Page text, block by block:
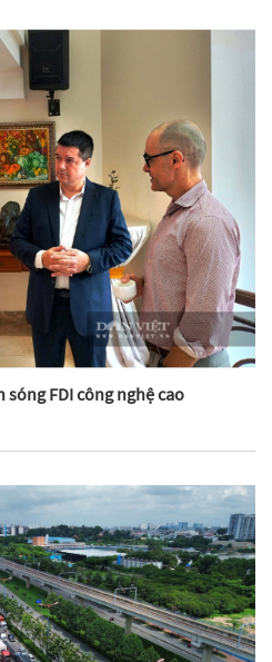
sóng FDI công nghệ cao